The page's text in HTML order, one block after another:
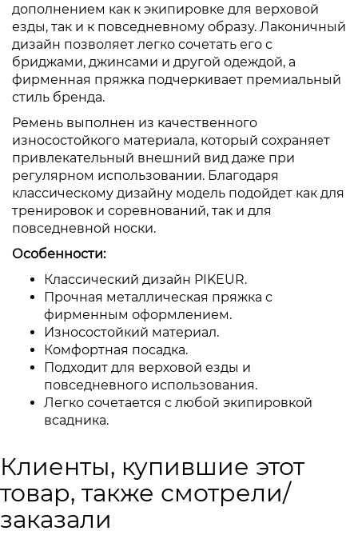
дополнением как к экипировке для верховой
езды, так и к повседневному образу. Лаконичный
дизайн позволяет легко сочетать его с
бриджами, джинсами и другой одеждой, а
фирменная пряжка подчеркивает премиальный
стиль бренда.
Ремень выполнен из качественного
износостойкого материала, который сохраняет
привлекательный внешний вид даже при
регулярном использовании. Благодаря
классическому дизайну модель подойдет как для
тренировок и соревнований, так и для
повседневной носки.
Особенности:
Классический дизайн PIKEUR.
Прочная металлическая пряжка с
фирменным оформлением.
Износостойкий материал.
Комфортная посадка.
Подходит для верховой езды и
повседневного использования.
Легко сочетается с любой экипировкой
всадника.
Клиенты, купившие этот
товар, также смотрели/
заказали